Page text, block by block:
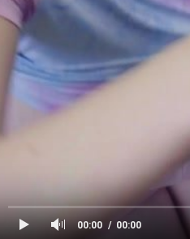
00:00 00:00